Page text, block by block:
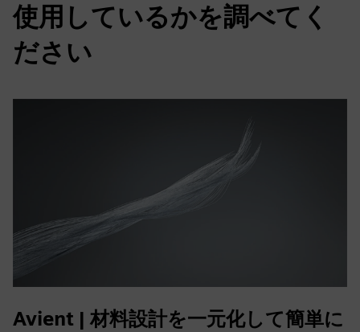
使用しているかを調べてく
ださい
Avient | 材料設計を一元化して簡単に